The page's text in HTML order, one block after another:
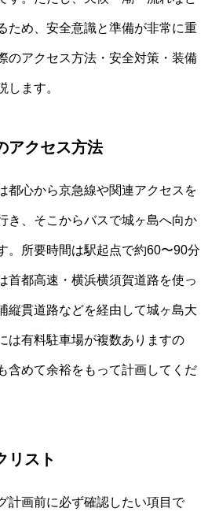
ため、安全意識と準備が非常に重
のアクセス方法・安全対策・装備
します。
アクセス方法
都心から京急線や関連アクセスを
き、そこからバスで城ヶ島へ向か
。所要時間は駅起点で約60〜90分
首都高速・横浜横須賀道路を使っ
縦貫道路などを経由して城ヶ島大
は有料駐車場が複数ありますの
含めて余裕をもって計画してくだ
リスト
計画前に必ず確認したい項目で